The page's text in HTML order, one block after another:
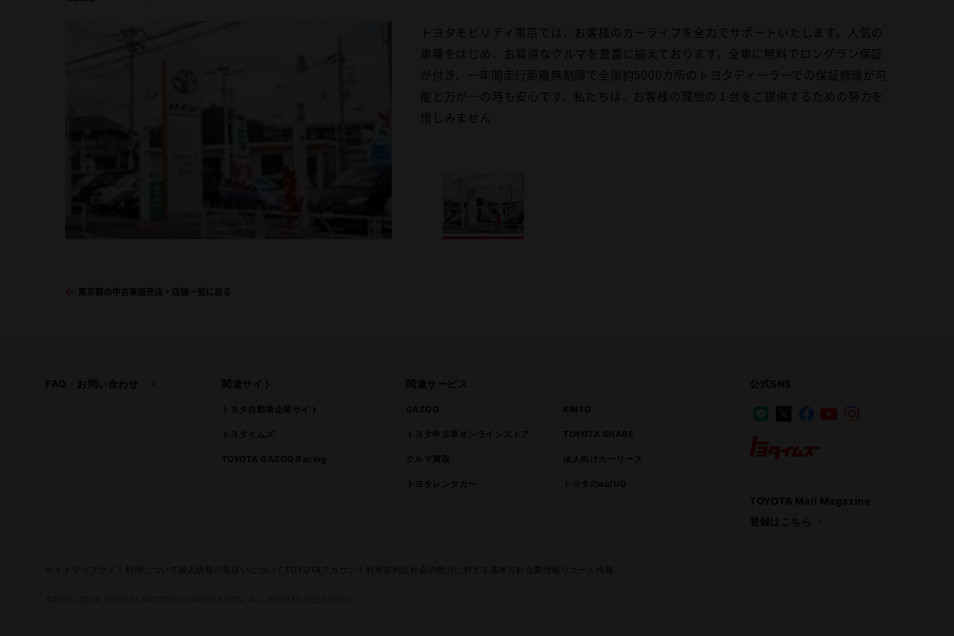
トヨタモビリティ東京では、お客様のカーライフを全力でサポートいたします。人気の
車種をはじめ、お買得なクルマを豊富に揃えております。全車に無料でロングラン保証
が付き、一年間走行距離無制限で全国約5000カ所のトヨタディーラーでの保証修理が可
能と万が一の時も安心です。私たちは、お客様の理想の１台をご提供するための努力を
惜しみません
東京都の中古車販売店・店舗一覧に戻る
FAQ・お問い合わせ 関連サイト
トヨタ自動車企業サイト
トヨタイムズ
TOYOTA GAZOO Racing
関連サービス
GAZOO
トヨタ中古車オンラインストア
クルマ買取
トヨタレンタカー
KINTO
TOYOTA SHARE
法人向けカーリース
トヨタのau/UQ
公式SNS
LINE Facebook
YouTube
TOYOTA Mail Magazine
登録はこちら
サイト利用について 個人情報の取扱いについて TOYOTAアカウント利用規約 反社会的勢力に対する基本方針 リコール情報